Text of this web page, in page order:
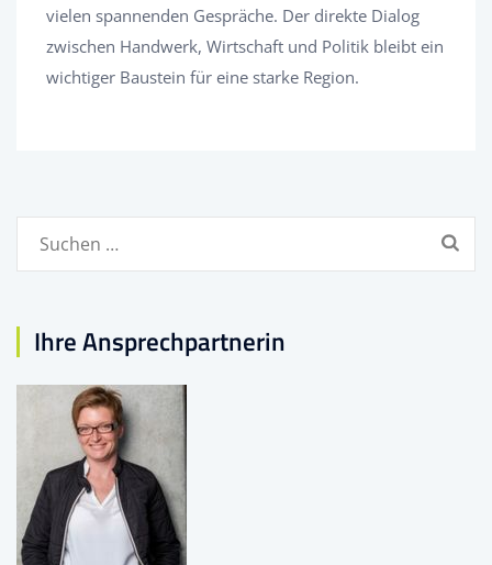
vielen spannenden Gespräche. Der direkte Dialog
zwischen Handwerk, Wirtschaft und Politik bleibt ein
wichtiger Baustein für eine starke Region.
Suchen
Ihre Ansprechpartnerin